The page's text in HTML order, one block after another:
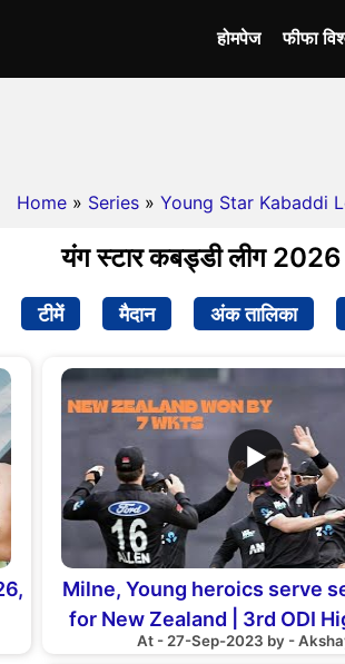
होमपेज फीफा
Home » Series » Young Star Kabaddi
यंग स्टार कबड्डी लीग 2026
टीमें मैदान अंक तालिका
▶
Milne, Young heroics serve
for New Zealand | 3rd ODI
Bangladesh v New
At - 27-Sep-2023 by -